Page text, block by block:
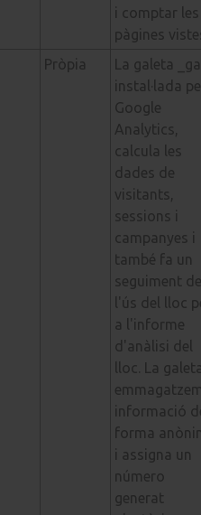
i comptar les
pàgines
Pròpia
La galeta
instal·lada
Google
Analytics,
calcula les
dades de
visitants,
sessions i
campanyes i
també fa un
seguiment de
l'ús del lloc
a l'informe
d'anàlisi del
lloc. La
informació
forma
i assigna un
número
generat